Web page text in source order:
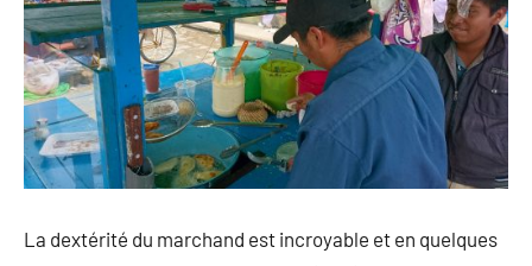
La dextérité du marchand est incroyable et en quelques